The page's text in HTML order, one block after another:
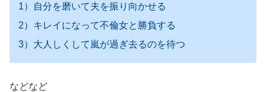
1）自分を磨いて夫を振り向かせる
2）キレイになって不倫女と勝負する
3）大人しくして嵐が過ぎ去るのを待つ
などなど